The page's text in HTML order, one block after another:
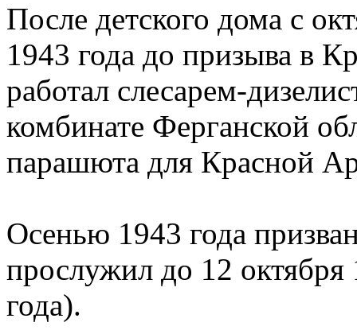
После детского дома с
1943 года до призыва в
работал слесарем-
комбинате Ферганской
парашюта для Красной
Осенью 1943 года
прослужил до 12 октября
года).